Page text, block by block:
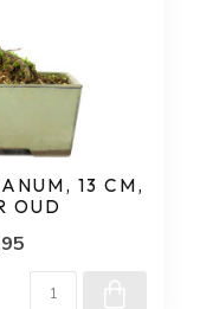
13 CM,
OUD